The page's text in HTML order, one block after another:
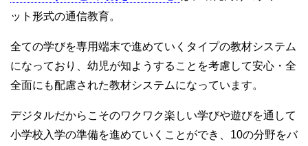
ット形式の通信教育。
全ての学びを専用端末で進めていくタイプの教材システム
になっており、幼児が知ようすることを考慮して安心・全
全面にも配慮された教材システムになっています。
デジタルだからこそのワクワク楽しい学びや遊びを通して
小学校入学の準備を進めていくことができ、10の分野をバ